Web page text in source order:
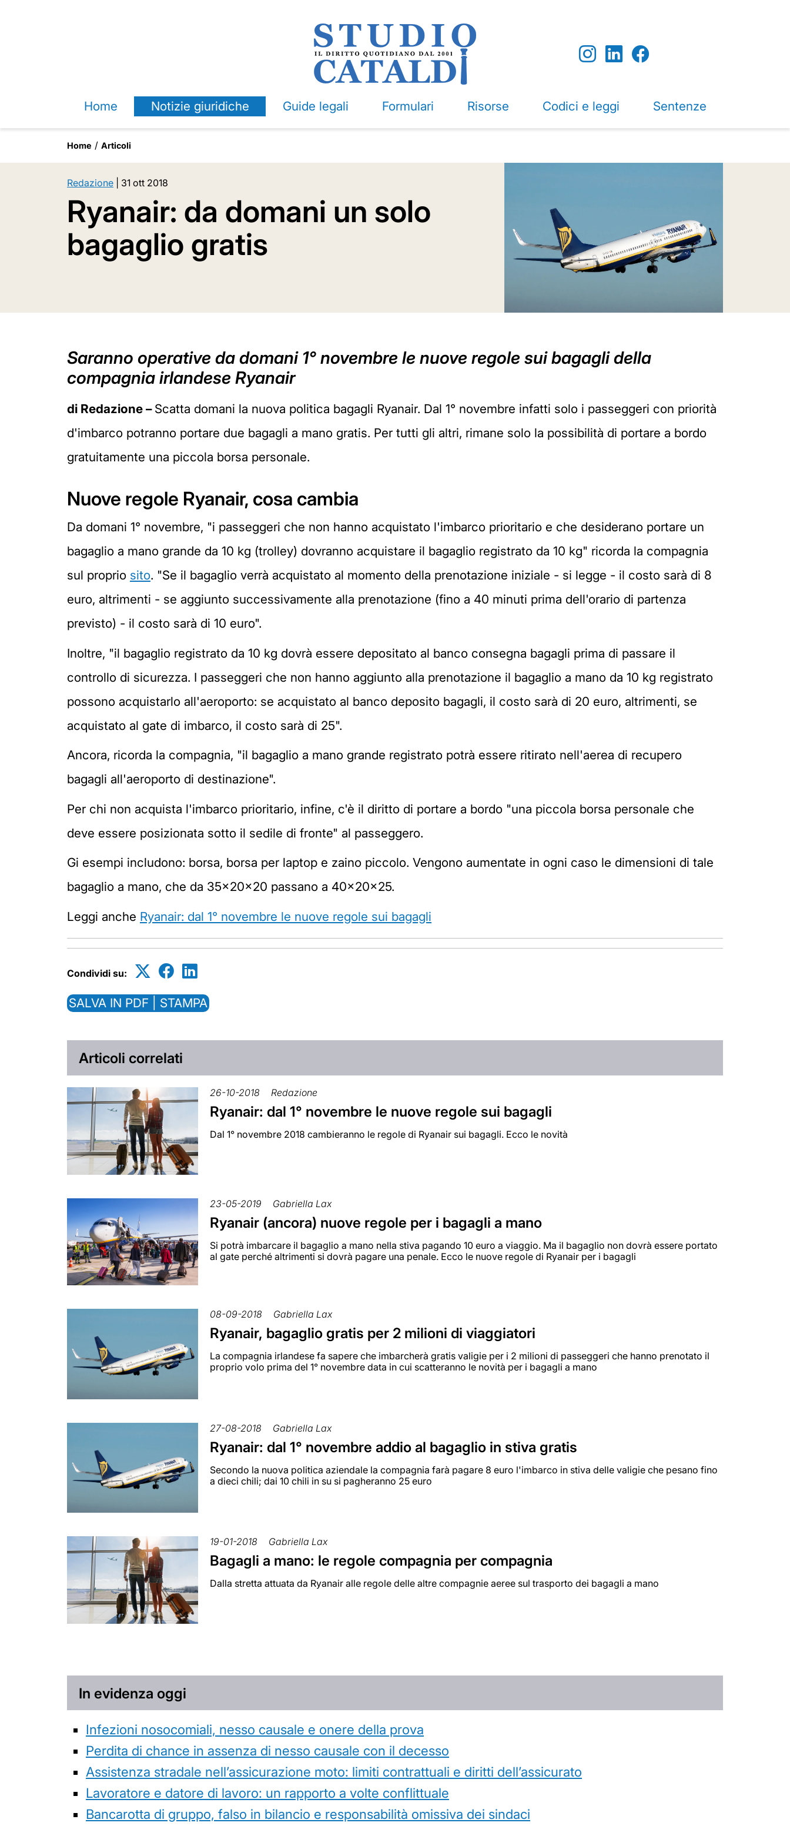
Home Notizie giuridiche Guide legali Formulari Risorse Codici e leggi Sentenze
Home Articoli
Redazione 31 ott 2018
Ryanair: da domani un solo
bagaglio gratis
Saranno operative da domani 1° novembre le nuove regole sui bagagli della
compagnia irlandese Ryanair
di Redazione – Scatta domani la nuova politica bagagli Ryanair. Dal 1° novembre infatti solo i passeggeri con priorità
d'imbarco potranno portare due bagagli a mano gratis. Per tutti gli altri, rimane solo la possibilità di portare a bordo
gratuitamente una piccola borsa personale.
Nuove regole Ryanair, cosa cambia
Da domani 1° novembre, "i passeggeri che non hanno acquistato l'imbarco prioritario e che desiderano portare un
bagaglio a mano grande da 10 kg (trolley) dovranno acquistare il bagaglio registrato da 10 kg" ricorda la compagnia
sul proprio sito. "Se il bagaglio verrà acquistato al momento della prenotazione iniziale - si legge - il costo sarà di 8
euro, altrimenti - se aggiunto successivamente alla prenotazione (fino a 40 minuti prima dell'orario di partenza
previsto) - il costo sarà di 10 euro".
Inoltre, "il bagaglio registrato da 10 kg dovrà essere depositato al banco consegna bagagli prima di passare il
controllo di sicurezza. I passeggeri che non hanno aggiunto alla prenotazione il bagaglio a mano da 10 kg registrato
possono acquistarlo all'aeroporto: se acquistato al banco deposito bagagli, il costo sarà di 20 euro, altrimenti, se
acquistato al gate di imbarco, il costo sarà di 25".
Ancora, ricorda la compagnia, "il bagaglio a mano grande registrato potrà essere ritirato nell'aerea di recupero
bagagli all'aeroporto di destinazione".
Per chi non acquista l'imbarco prioritario, infine, c'è il diritto di portare a bordo "una piccola borsa personale che
deve essere posizionata sotto il sedile di fronte" al passeggero.
Gi esempi includono: borsa, borsa per laptop e zaino piccolo. Vengono aumentate in ogni caso le dimensioni di tale
bagaglio a mano, che da 35x20x20 passano a 40x20x25.
Leggi anche Ryanair: dal 1° novembre le nuove regole sui bagagli
Condividi su:
SALVA IN PDF | STAMPA
Articoli correlati
26-10-2018 Redazione
Ryanair: dal 1° novembre le nuove regole sui bagagli
Dal 1° novembre 2018 cambieranno le regole di Ryanair sui bagagli. Ecco le novità
23-05-2019 Gabriella Lax
Ryanair (ancora) nuove regole per i bagagli a mano
Si potrà imbarcare il bagaglio a mano nella stiva pagando 10 euro a viaggio. Ma il bagaglio non dovrà essere portato
al gate perché altrimenti si dovrà pagare una penale. Ecco le nuove regole di Ryanair per i bagagli
08-09-2018 Gabriella Lax
Ryanair, bagaglio gratis per 2 milioni di viaggiatori
La compagnia irlandese fa sapere che imbarcherà gratis valigie per i 2 milioni di passeggeri che hanno prenotato il
proprio volo prima del 1° novembre data in cui scatteranno le novità per i bagagli a mano
27-08-2018 Gabriella Lax
Ryanair: dal 1° novembre addio al bagaglio in stiva gratis
Secondo la nuova politica aziendale la compagnia farà pagare 8 euro l'imbarco in stiva delle valigie che pesano fino
a dieci chili; dai 10 chili in su si pagheranno 25 euro
19-01-2018 Gabriella Lax
Bagagli a mano: le regole compagnia per compagnia
Dalla stretta attuata da Ryanair alle regole delle altre compagnie aeree sul trasporto dei bagagli a mano
In evidenza oggi
Infezioni nosocomiali, nesso causale e onere della prova
Perdita di chance in assenza di nesso causale con il decesso
Assistenza stradale nell’assicurazione moto: limiti contrattuali e diritti dell’assicurato
Lavoratore e datore di lavoro: un rapporto a volte conflittuale
Bancarotta di gruppo, falso in bilancio e responsabilità omissiva dei sindaci